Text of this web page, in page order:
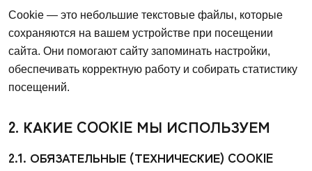
Cookie — это небольшие текстовые файлы, которые
сохраняются на вашем устройстве при посещении
сайта. Они помогают сайту запоминать настройки,
обеспечивать корректную работу и собирать статистику
посещений.
2. КАКИЕ COOKIE МЫ ИСПОЛЬЗУЕМ
2.1. ОБЯЗАТЕЛЬНЫЕ (ТЕХНИЧЕСКИЕ) COOKIE